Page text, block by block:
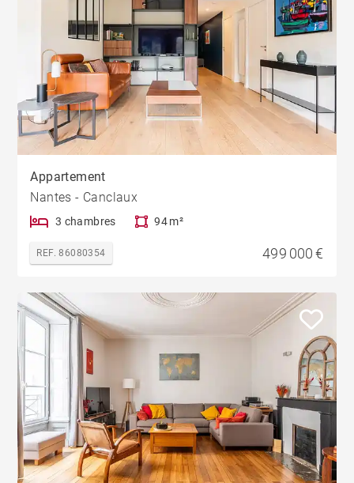
Appartement
Nantes - Canclaux
3 chambres 94 m²
REF. 86080354 499 000 €